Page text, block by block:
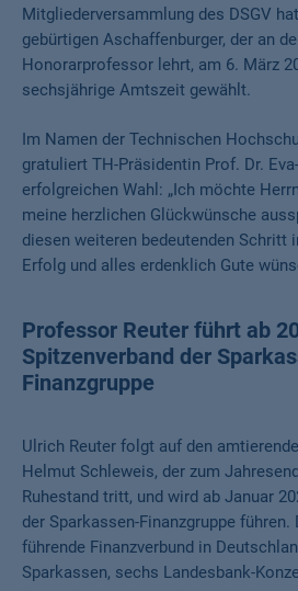
Mitgliederversammlung des DSGV
gebürtigen Aschaffenburger, der an
Honorarprofessor lehrt, am 6. März
sechsjährige Amtszeit gewählt.
Im Namen der Technischen
gratuliert TH-Präsidentin Prof. Dr.
erfolgreichen Wahl: „Ich möchte
meine herzlichen Glückwünsche
diesen weiteren bedeutenden Schritt
Erfolg und alles erdenklich Gute
Professor Reuter führt ab
Spitzenverband der
Finanzgruppe
Ulrich Reuter folgt auf den
Helmut Schleweis, der zum
Ruhestand tritt, und wird ab Januar
der Sparkassen-Finanzgruppe
führende Finanzverbund in
Sparkassen, sechs Landesbank-